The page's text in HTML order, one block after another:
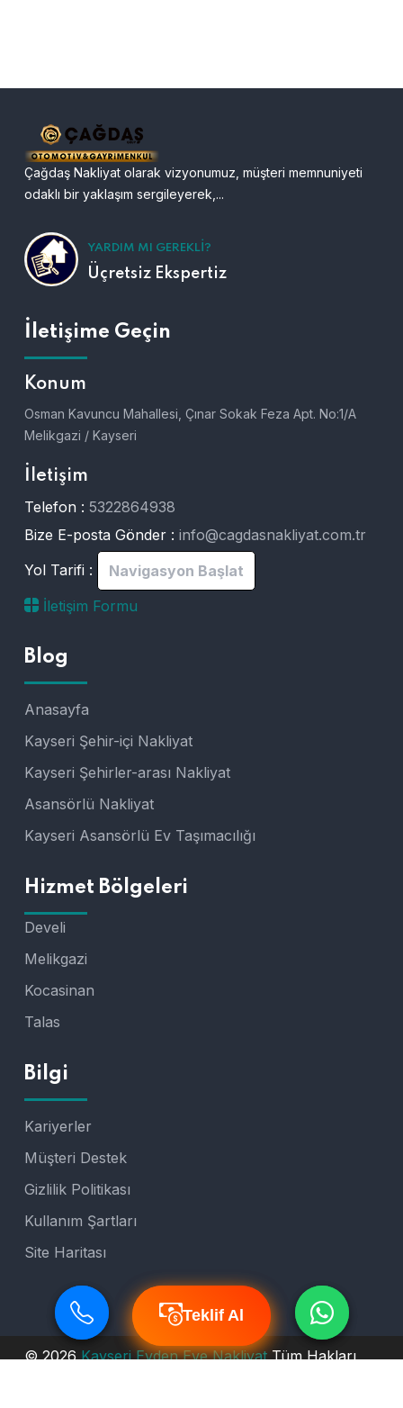
Teklif Al
Teklif Al
Çağdaş Nakliyat olarak vizyonumuz, müşteri memnuniyeti
odaklı bir yaklaşım sergileyerek,...
YARDIM MI GEREKLI?
Üçretsiz Ekspertiz
İletişime Geçin
Konum
Osman Kavuncu Mahallesi, Çınar Sokak Feza Apt. No:1/A
Melikgazi / Kayseri
İletişim
Telefon : 5322864938
Bize E-posta Gönder : info@cagdasnakliyat.com.tr
Yol Tarifi :
Navigasyon Başlat
İletişim Formu
Blog
Anasayfa
Kayseri Şehir-içi Nakliyat
Kayseri Şehirler-arası Nakliyat
Asansörlü Nakliyat
Kayseri Asansörlü Ev Taşımacılığı
Hizmet Bölgeleri
Develi
Melikgazi
Kocasinan
Talas
Bilgi
Kariyerler
Müşteri Destek
Gizlilik Politikası
Kullanım Şartları
Site Haritası
© 2026Kayseri Evden Eve NakliyatTüm Hakları